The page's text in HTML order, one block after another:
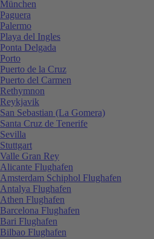
München
Paguera
Palermo
Playa del Ingles
Ponta Delgada
Porto
Puerto de la Cruz
Puerto del Carmen
Rethymnon
Reykjavik
San Sebastian (La Gomera)
Santa Cruz de Tenerife
Sevilla
Stuttgart
Valle Gran Rey
Alicante Flughafen
Amsterdam Schiphol Flughafen
Antalya Flughafen
Athen Flughafen
Barcelona Flughafen
Bari Flughafen
Bilbao Flughafen